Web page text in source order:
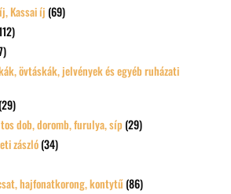
Kassai íj (69)
övtáskák, jelvények és egyéb ruházati
(29)
dob, doromb, furulya, síp (29)
zászló (34)
hajfonatkorong, kontytű (86)